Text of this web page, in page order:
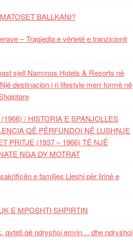
BALLKANI?
– Tragjedia e vërtetë e tranzicionit
sjell Nammos Hotels & Resorts në
destinacion i ri lifestyle merr formë në
/ HISTORIA E SPANJOLLES
QË PËRFUNDOI NË LUSHNJE
PRITJE (1937 – 1966) TË NJË
NGA DY MOTRAT
e familjes Lleshi për lirinë e
E MPOSHTI SHPIRTIN
qyteti që ndryshoi emrin… dhe ndryshoi